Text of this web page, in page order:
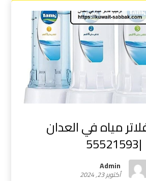
مياه في العدان
|55521593
Admin
أكتوبر 23, 2024